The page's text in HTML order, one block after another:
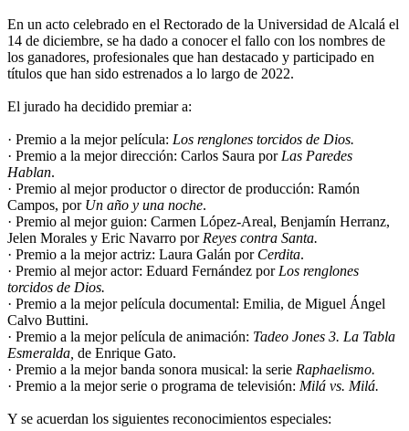
En un acto celebrado en el Rectorado de la Universidad de Alcalá el
14 de diciembre, se ha dado a conocer el fallo con los nombres de
los ganadores, profesionales que han destacado y participado en
títulos que han sido estrenados a lo largo de 2022.
El jurado ha decidido premiar a:
· Premio a la mejor película: Los renglones torcidos de Dios.
· Premio a la mejor dirección: Carlos Saura por Las Paredes
Hablan.
· Premio al mejor productor o director de producción: Ramón
Campos, por Un año y una noche.
· Premio al mejor guion: Carmen López-Areal, Benjamín Herranz,
Jelen Morales y Eric Navarro por Reyes contra Santa.
· Premio a la mejor actriz: Laura Galán por Cerdita.
· Premio al mejor actor: Eduard Fernández por Los renglones
torcidos de Dios.
· Premio a la mejor película documental: Emilia, de Miguel Ángel
Calvo Buttini.
· Premio a la mejor película de animación: Tadeo Jones 3. La Tabla
Esmeralda, de Enrique Gato.
· Premio a la mejor banda sonora musical: la serie Raphaelismo.
· Premio a la mejor serie o programa de televisión: Milá vs. Milá.
Y se acuerdan los siguientes reconocimientos especiales: